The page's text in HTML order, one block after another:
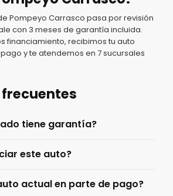
Pompeyo Carrasco pasa por revisión
con 3 meses de garantía incluida.
financiamiento, recibimos tu auto
y te atendemos en 7 sucursales
tiene garantía?
este auto?
actual en parte de pago?